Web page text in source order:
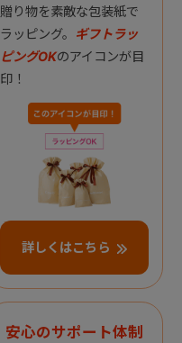
贈り物を素敵な包装紙で
ラッピング。 ギフトラッ
ピングOKのアイコンが目
印！
詳しくはこちら
安心のサポート体制